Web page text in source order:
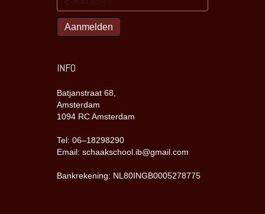
INFO
Batjanstraat 68,
Amsterdam
1094 RC Amsterdam
Tel: 06–18298290
Email: schaakschool.ib@gmail.com
Bankrekening: NL80INGB0005278775